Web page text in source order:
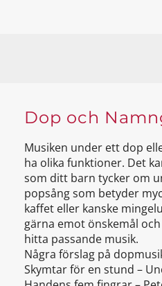
Dop och
Musiken under ett dop
ha olika funktioner. Det
som ditt barn tycker om
popsång som betyder
kaffet eller kanske
gärna emot önskemål
hitta passande musik.
Några förslag på
Skymtar för en stund –